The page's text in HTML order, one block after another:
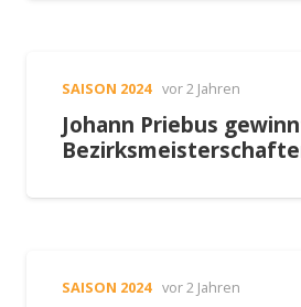
SAISON 2024 vor 2 Jahren
Johann Priebus
SAISON 2024 vor 2 Jahren